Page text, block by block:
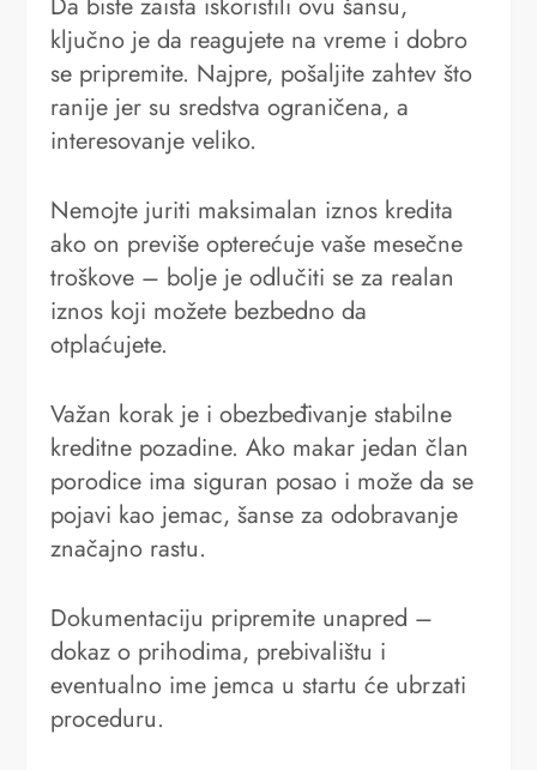
ključno je da reagujete na vreme i dobro
se pripremite. Najpre, pošaljite zahtev što
ranije jer su sredstva ograničena, a
interesovanje veliko.
Nemojte juriti maksimalan iznos kredita
ako on previše opterećuje vaše mesečne
troškove – bolje je odlučiti se za realan
iznos koji možete bezbedno da
otplaćujete.
Važan korak je i obezbeđivanje stabilne
kreditne pozadine. Ako makar jedan član
porodice ima siguran posao i može da se
pojavi kao jemac, šanse za odobravanje
značajno rastu.
Dokumentaciju pripremite unapred –
dokaz o prihodima, prebivalištu i
eventualno ime jemca u startu će ubrzati
proceduru.